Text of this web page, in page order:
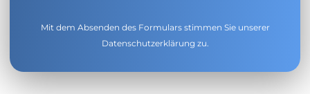
Mit dem Absenden des Formulars stimmen Sie unserer
Datenschutzerklärung zu.